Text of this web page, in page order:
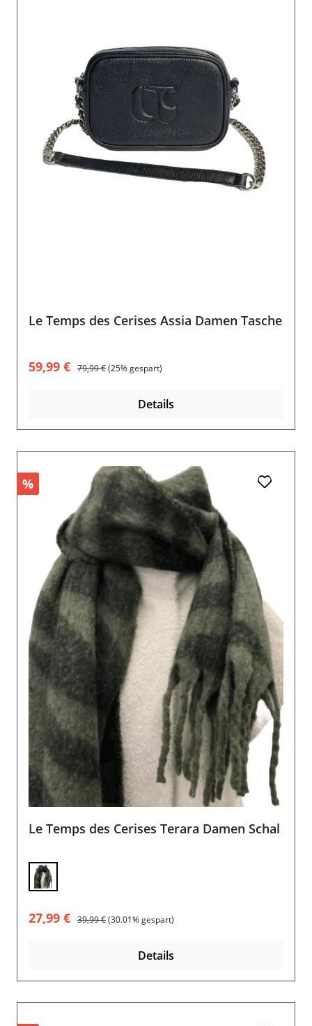
Le Temps des Cerises Assia Damen Tasche
Verkaufspreis:
59,99 € Regulärer Preis:
79,99 €(25% gespart)
Details
%
Le Temps des Cerises Terara Damen Schal
Verkaufspreis:
27,99 € Regulärer Preis:
39,99 €(30.01% gespart)
Details